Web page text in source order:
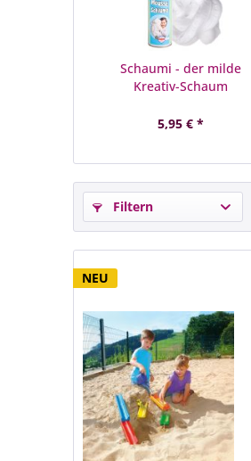
Schaumi - der milde
Kreativ-Schaum
5,95 € *
Filtern
NEU